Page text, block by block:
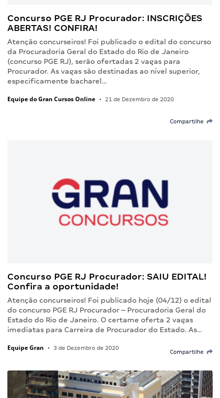
Concurso PGE RJ Procurador: INSCRIÇÕES
ABERTAS! CONFIRA!
Atenção concurseiros! Foi publicado o edital do concurso
da Procuradoria Geral do Estado do Rio de Janeiro
(concurso PGE RJ), serão ofertadas 2 vagas para
Procurador. As vagas são destinadas ao nível superior,
especificamente bacharel…
Equipe do Gran Cursos Online • 21 de Dezembro de 2020
Compartilhe
Concurso PGE RJ Procurador: SAIU EDITAL!
Confira a oportunidade!
Atenção concurseiros! Foi publicado hoje (04/12) o edital
do concurso PGE RJ Procurador – Procuradoria Geral do
Estado do Rio de Janeiro. O certame oferta 2 vagas
imediatas para Carreira de Procurador do Estado. As…
Equipe Gran • 3 de Dezembro de 2020
Compartilhe